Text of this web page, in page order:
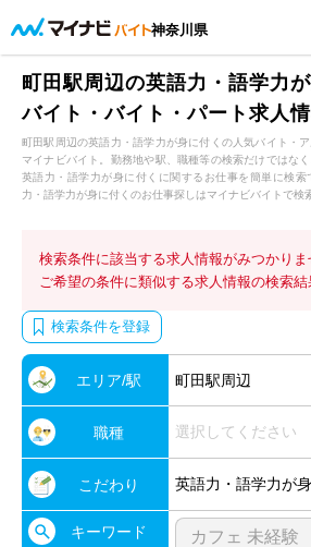
神奈川県
町田駅周辺の英語力・語学力
バイト・バイト・パート求人
町田駅周辺の英語力・語学力が身に付くの人気バイト・
マイナビバイト。勤務地や駅、職種等の検索だけではな
英語力・語学力が身に付くに関するお仕事を簡単に検
力・語学力が身に付くのお仕事探しはマイナビバイトで検
検索条件に該当する求人情報がみつかりま
ご希望の条件に類似する求人情報の検索結
検索条件を登録
エリア/駅 町田駅周辺
職種 選択してください
こだわり 英語力・語学力が
キーワード